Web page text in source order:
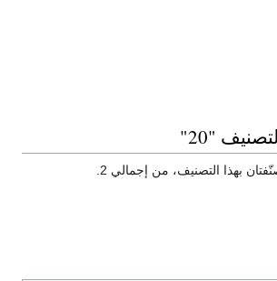
"20"
بهذا التصنيف، من إجمالي 2.